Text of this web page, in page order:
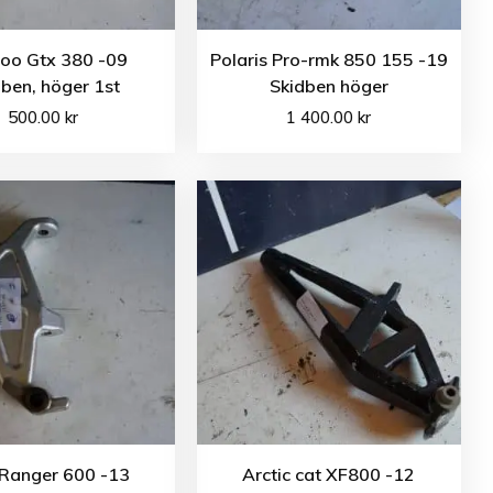
Gtx 380 -09
höger 1st
500.00 kr
Polaris Pro-rmk 850 155 -19
Skidben höger
1 400.00kr
600 -13
Arctic cat XF800 -12